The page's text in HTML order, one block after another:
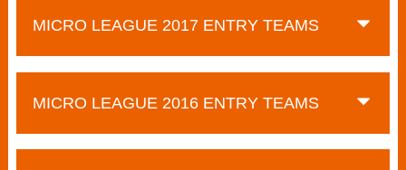
MICRO LEAGUE 2017 ENTRY TEAMS
MICRO LEAGUE 2016 ENTRY TEAMS